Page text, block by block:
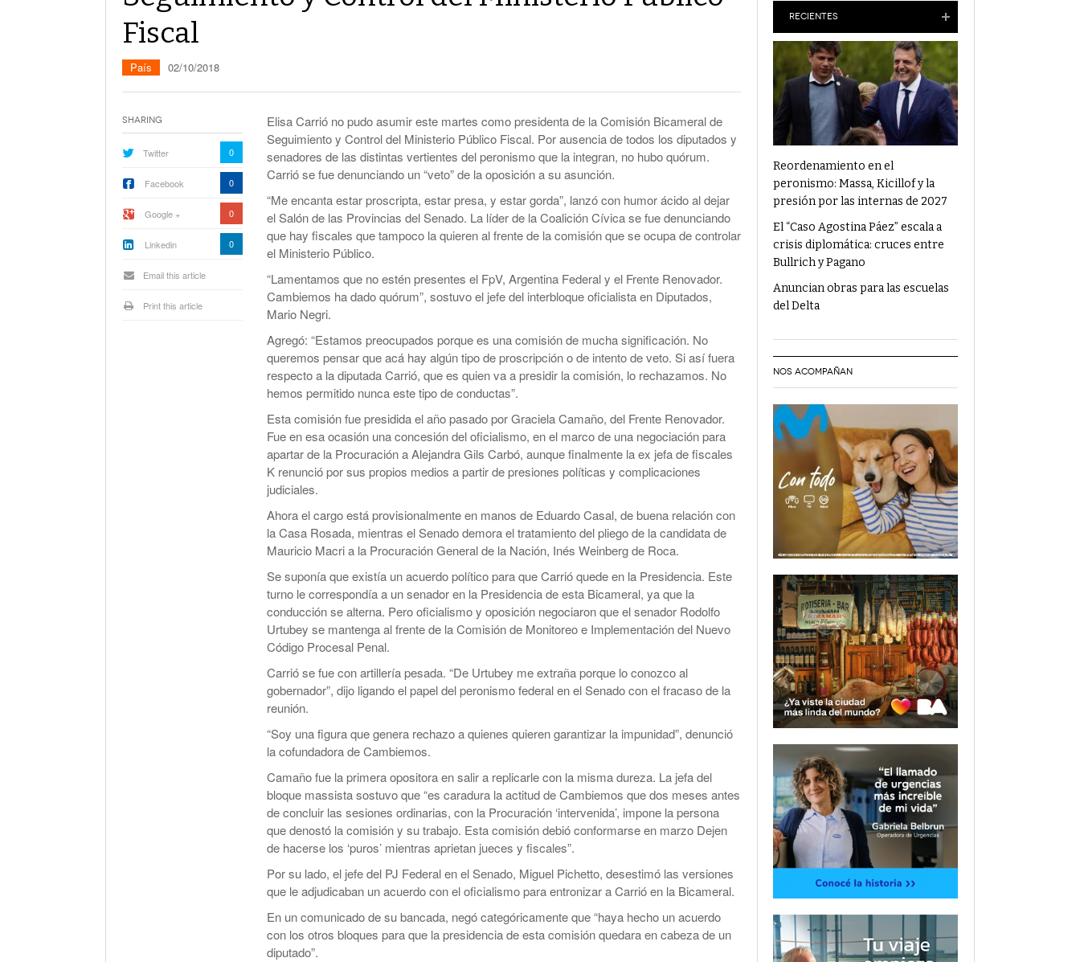
Política
¿Qué Alimentos Te Pueden Cambiar El
Condenaron Al Ex Marido De Julieta Prandi A
19 Años De Cárcel Por Abuso Sexual
Orden Judicial En Estados Unidos Para
Congelar 280 Millones Vinculados A $LIBRA
El Gobierno Lanza Un Servicio Militar
Voluntario: “Fuego Sagrado”
Ajuste En Discapacidad: Organizaciones
Denunciaron Al Gobierno Ante La ONU
Anuncian Obras Para Las Escuelas Del Delta-
Axel Kicillof Despidió A Pepe Mujica Y Pidió
Perdón Por “los Agravios” Libertarios- 1 year
ago
View All
Fiscal
País 02/10/2018
Elisa Carrió no pudo asumir este martes como presidenta de la Comisión Bicameral de
Seguimiento y Control del Ministerio Público Fiscal. Por ausencia de todos los diputados y
senadores de las distintas vertientes del peronismo que la integran, no hubo quórum.
Carrió se fue denunciando un “veto” de la oposición a su asunción.
“Me encanta estar proscripta, estar presa, y estar gorda”, lanzó con humor ácido al dejar
el Salón de las Provincias del Senado. La líder de la Coalición Cívica se fue denunciando
que hay fiscales que tampoco la quieren al frente de la comisión que se ocupa de controlar
el Ministerio Público.
“Lamentamos que no estén presentes el FpV, Argentina Federal y el Frente Renovador.
Cambiemos ha dado quórum”, sostuvo el jefe del interbloque oficialista en Diputados,
Mario Negri.
Agregó: “Estamos preocupados porque es una comisión de mucha significación. No
queremos pensar que acá hay algún tipo de proscripción o de intento de veto. Si así fuera
respecto a la diputada Carrió, que es quien va a presidir la comisión, lo rechazamos. No
hemos permitido nunca este tipo de conductas”.
Esta comisión fue presidida el año pasado por Graciela Camaño, del Frente Renovador.
Fue en esa ocasión una concesión del oficialismo, en el marco de una negociación para
apartar de la Procuración a Alejandra Gils Carbó, aunque finalmente la ex jefa de fiscales
K renunció por sus propios medios a partir de presiones políticas y complicaciones
judiciales.
Ahora el cargo está provisionalmente en manos de Eduardo Casal, de buena relación con
la Casa Rosada, mientras el Senado demora el tratamiento del pliego de la candidata de
Mauricio Macri a la Procuración General de la Nación, Inés Weinberg de Roca.
Se suponía que existía un acuerdo político para que Carrió quede en la Presidencia. Este
turno le correspondía a un senador en la Presidencia de esta Bicameral, ya que la
conducción se alterna. Pero oficialismo y oposición negociaron que el senador Rodolfo
Urtubey se mantenga al frente de la Comisión de Monitoreo e Implementación del Nuevo
Código Procesal Penal.
Carrió se fue con artillería pesada. “De Urtubey me extraña porque lo conozco al
gobernador”, dijo ligando el papel del peronismo federal en el Senado con el fracaso de la
reunión.
“Soy una figura que genera rechazo a quienes quieren garantizar la impunidad”, denunció
la cofundadora de Cambiemos.
Camaño fue la primera opositora en salir a replicarle con la misma dureza. La jefa del
bloque massista sostuvo que “es caradura la actitud de Cambiemos que dos meses antes
de concluir las sesiones ordinarias, con la Procuración ‘intervenida’, impone la persona
que denostó la comisión y su trabajo. Esta comisión debió conformarse en marzo Dejen
de hacerse los ‘puros’ mientras aprietan jueces y fiscales”.
Por su lado, el jefe del PJ Federal en el Senado, Miguel Pichetto, desestimó las versiones
que le adjudicaban un acuerdo con el oficialismo para entronizar a Carrió en la Bicameral.
En un comunicado de su bancada, negó categóricamente que “haya hecho un acuerdo
con los otros bloques para que la presidencia de esta comisión quedara en cabeza de un
diputado”.
Sharing
Twitter 0
Facebook 0
Google + 0
Linkedin 0
Email this article
Print this article
RECIENTES
Reordenamiento en el
peronismo: Massa, Kicillof y la
presión por las internas de 2027
El “Caso Agostina Páez” escala a
crisis diplomática: cruces entre
Bullrich y Pagano
Anuncian obras para las escuelas
del Delta
NOS ACOMPAÑAN